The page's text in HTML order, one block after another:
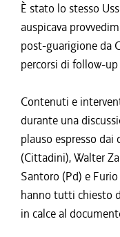
È stato lo stesso
auspicava
post-guarigione da
percorsi di follow-
Contenuti e
durante una
plauso espresso
(Cittadini), Walter
Santoro (Pd) e
hanno tutti chiesto
in calce al